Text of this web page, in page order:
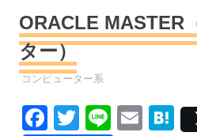
ORACLE MASTER
ター）
資格
コンピューター系
Facebook
TwitterLine